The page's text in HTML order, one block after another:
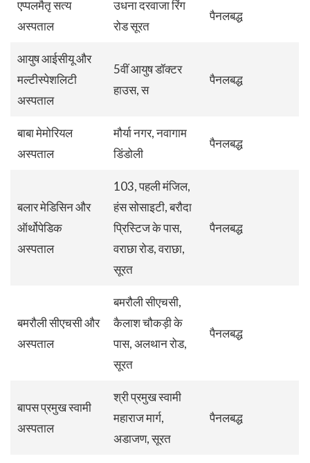
एप्पलमैतृ सत्य
अस्पताल
उधना दरवाजा रिंग
रोड सूरत
पैनलबद्ध
आयुष आईसीयू और
मल्टीस्पेशलिटी
अस्पताल
5वीं आयुष डॉक्टर
हाउस, स
पैनलबद्ध
बाबा मेमोरियल
अस्पताल
मौर्या नगर, नवागाम
डिंडोली
पैनलबद्ध
बलार मेडिसिन और
ऑर्थोपेडिक
अस्पताल
103, पहली मंजिल,
हंस सोसाइटी, बरौदा
प्रिस्टिज के पास,
वराछा रोड, वराछा,
सूरत
पैनलबद्ध
बमरौली सीएचसी और
अस्पताल
बमरौली सीएचसी,
कैलाश चौकड़ी के
पास, अलथान रोड,
सूरत
पैनलबद्ध
बापस प्रमुख स्वामी
अस्पताल
श्री प्रमुख स्वामी
महाराज मार्ग,
अडाजण, सूरत
पैनलबद्ध